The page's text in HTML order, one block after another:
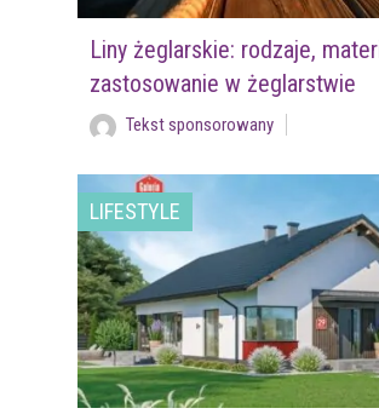
Liny żeglarskie: rodzaje,
zastosowanie w żeglarstwie
Tekst sponsorowany
LIFESTYLE